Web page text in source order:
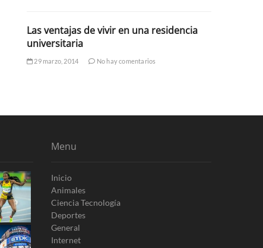
Las ventajas de vivir en una residencia
universitaria
29 marzo, 2014 No hay comentarios
Menu
Inicio
Animales
Ciencia Tecnología
Deportes
General
Internet